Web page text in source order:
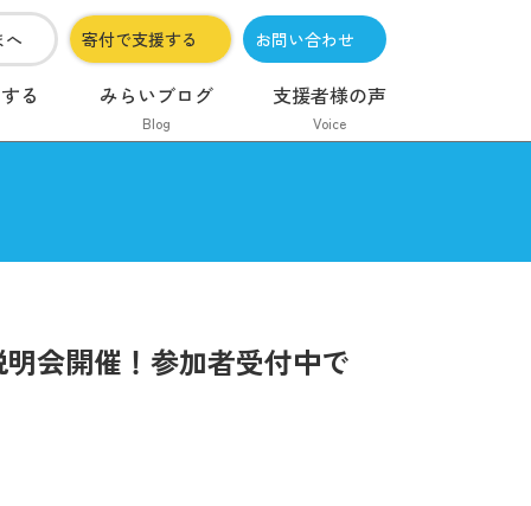
へ 寄付で支援する お問い合わせ
る みらいブログ
Blog
支援者様の声
Voice
会開催！参加者受付中で